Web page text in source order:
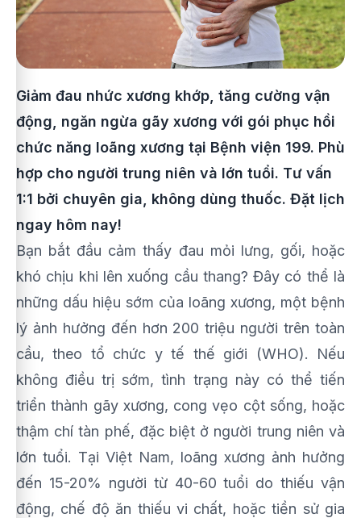
Giảm đau nhức xương khớp, tăng cường vận
động, ngăn ngừa gãy xương với gói phục hồi
chức năng loãng xương tại Bệnh viện 199. Phù
hợp cho người trung niên và lớn tuổi. Tư vấn
1:1 bởi chuyên gia, không dùng thuốc. Đặt lịch
ngay hôm nay!
Bạn bắt đầu cảm thấy đau mỏi lưng, gối, hoặc
khó chịu khi lên xuống cầu thang? Đây có thể là
những dấu hiệu sớm của loãng xương, một bệnh
lý ảnh hưởng đến hơn 200 triệu người trên toàn
cầu, theo tổ chức y tế thế giới (WHO). Nếu
không điều trị sớm, tình trạng này có thể tiến
triển thành gãy xương, cong vẹo cột sống, hoặc
thậm chí tàn phế, đặc biệt ở người trung niên và
lớn tuổi. Tại Việt Nam, loãng xương ảnh hưởng
đến 15-20% người từ 40-60 tuổi do thiếu vận
động, chế độ ăn thiếu vi chất, hoặc tiền sử gia